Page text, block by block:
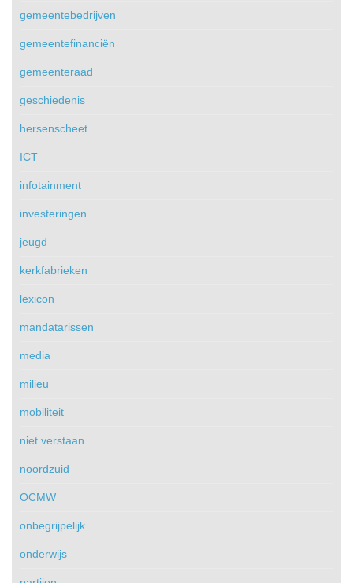
gemeentebedrijven
gemeentefinanciën
gemeenteraad
geschiedenis
hersenscheet
ICT
infotainment
investeringen
jeugd
kerkfabrieken
lexicon
mandatarissen
media
milieu
mobiliteit
niet verstaan
noordzuid
OCMW
onbegrijpelijk
onderwijs